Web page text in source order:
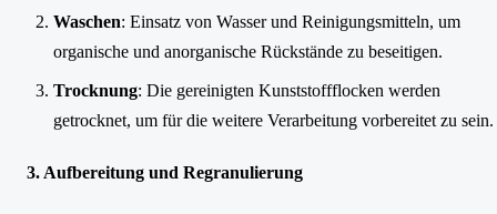
Waschen: Einsatz von Wasser und Reinigungsmitteln, um
organische und anorganische Rückstände zu beseitigen.
Trocknung: Die gereinigten Kunststoffflocken werden
getrocknet, um für die weitere Verarbeitung vorbereitet zu sein.
3. Aufbereitung und Regranulierung